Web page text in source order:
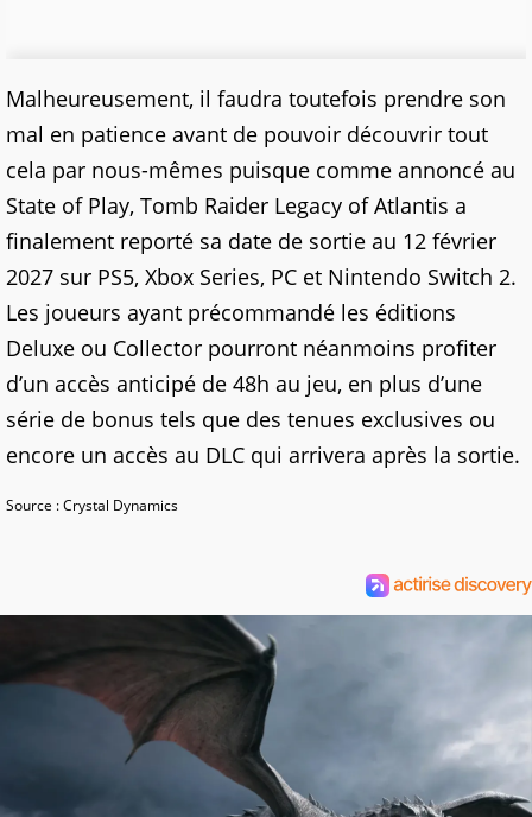
Malheureusement, il faudra toutefois prendre son
mal en patience avant de pouvoir découvrir tout
cela par nous-mêmes puisque comme annoncé au
State of Play, Tomb Raider Legacy of Atlantis a
finalement reporté sa date de sortie au 12 février
2027 sur PS5, Xbox Series, PC et Nintendo Switch 2.
Les joueurs ayant précommandé les éditions
Deluxe ou Collector pourront néanmoins profiter
d’un accès anticipé de 48h au jeu, en plus d’une
série de bonus tels que des tenues exclusives ou
encore un accès au DLC qui arrivera après la sortie.
Source : Crystal Dynamics